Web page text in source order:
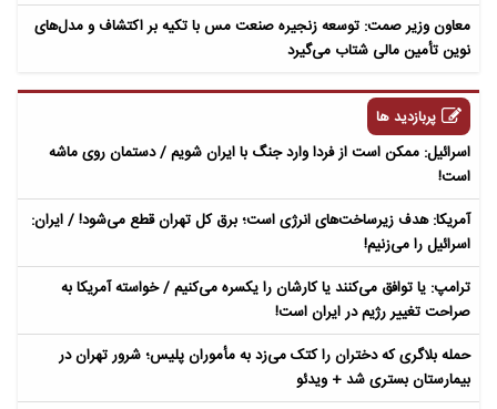
معاون وزیر صمت: توسعه زنجیره صنعت مس با تکیه بر اکتشاف و مدل‌های
نوین تأمین مالی شتاب می‌گیرد
پربازدید ها
اسرائیل: ممکن است از فردا وارد جنگ با ایران شویم / دستمان روی ماشه
است!
آمریکا: هدف زیرساخت‌های انرژی است؛ برق کل تهران قطع می‌شود! / ایران:
اسرائیل را می‌زنیم!
ترامپ: یا توافق می‌کنند یا کارشان را یکسره می‌کنیم / خواسته آمریکا به
صراحت تغییر رژیم در ایران است!
حمله بلاگری که دختران را کتک می‌زد به مأموران پلیس؛ شرور تهران در
بیمارستان بستری شد + ویدئو